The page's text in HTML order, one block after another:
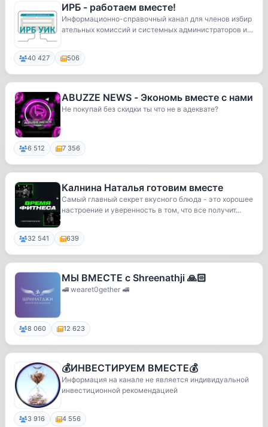
ИРБ - работаем вместе!
Информационно-справочный канал для членов избир
ательных комиссий и системных администраторов из
40 427 506
ABUZZE NEWS - Экономь вместе с нами
Не покупай без скидки ты что не в адеквате?
6 512 7 356
Калнина Наталья готовим вместе
Самый главный секрет вкусного блюда - это хорошее
настроение и уверенность в том, что все получит...
32 541 639
МЫ ВМЕСТЕ с Shreenathji 🙏🏻
🚅 wearet0gether 🚅
8 060 12 623
💰ИНВЕСТИРУЕМ ВМЕСТЕ💰
Информация на канале не является индивидуальной
инвестиционной рекомендацией
3 916 4 556